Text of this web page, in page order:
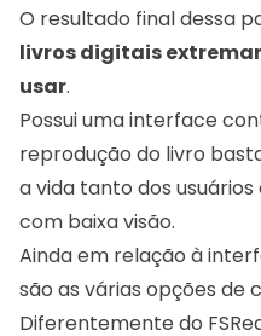
O resultado final dessa
livros digitais
usar.
Possui uma interface
reprodução do livro
a vida tanto dos
com baixa visão.
Ainda em relação à
são as várias opções de
Diferentemente do